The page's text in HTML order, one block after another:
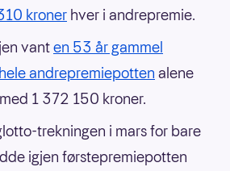
kroner hver i andrepremie.
vanten 53 år gammel
andrepremiepotten alene
1 372 150 kroner.
trekningen i mars for bare
igjen førstepremiepotten